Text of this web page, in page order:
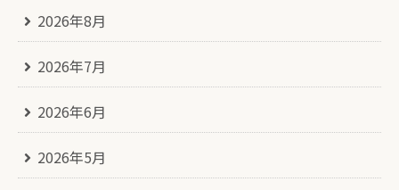
2026年8月
2026年7月
2026年6月
2026年5月